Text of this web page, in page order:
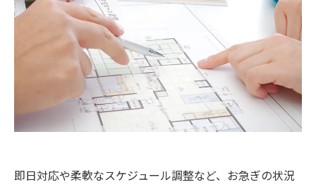
即日対応や柔軟なスケジュール調整など、お急ぎの状況